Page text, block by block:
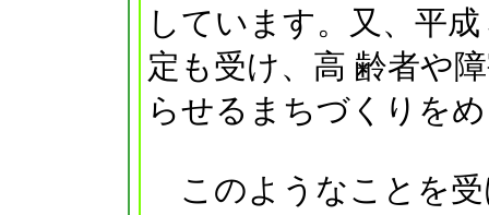
しています。又、平
定も受け、高 齢者や
らせるまちづくりを
このようなことを受